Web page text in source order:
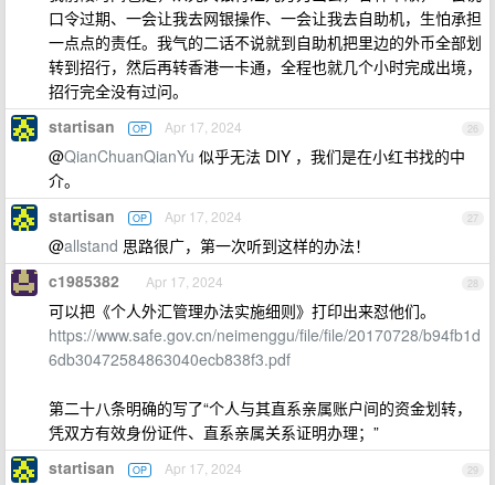
口令过期、一会让我去网银操作、一会让我去自助机，生怕承担
一点点的责任。我气的二话不说就到自助机把里边的外币全部划
转到招行，然后再转香港一卡通，全程也就几个小时完成出境，
招行完全没有过问。
26
startisan OP Apr 17, 2024
@QianChuanQianYu 似乎无法 DIY ，我们是在小红书找的中
介。
27
startisan OP Apr 17, 2024
@allstand 思路很广，第一次听到这样的办法！
28
c1985382 Apr 17, 2024
可以把《个人外汇管理办法实施细则》打印出来怼他们。
https://www.safe.gov.cn/neimenggu/file/file/20170728/b94fb1d
6db30472584863040ecb838f3.pdf
第二十八条明确的写了“个人与其直系亲属账户间的资金划转，
凭双方有效身份证件、直系亲属关系证明办理；”
29
startisan OP Apr 17, 2024